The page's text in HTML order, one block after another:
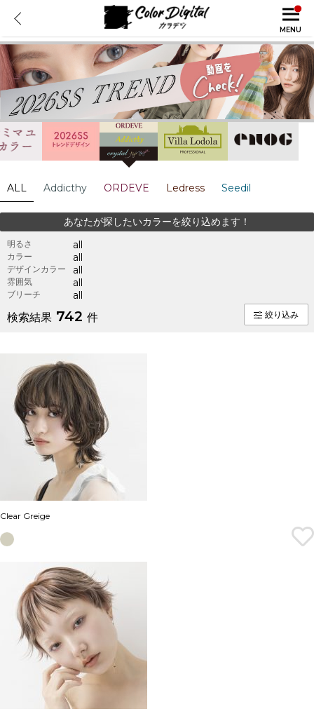
MENU
ALL Addicthy ORDEVE Ledress Seedil
あなたが探したいカラーを絞り込めます！
明るさ all
カラー all
デザインカラー all
雰囲気 all
ブリーチ all
検索結果 742 件 絞り込み
Clear Greige